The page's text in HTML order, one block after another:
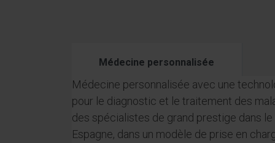
Médecine personnalisée
Médecine personnalisée avec une
pour le diagnostic et le traitement des
des spécialistes de grand prestige dans
Espagne, dans un modèle de prise en